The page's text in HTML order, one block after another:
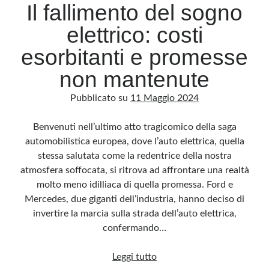
Il fallimento del sogno
elettrico: costi
esorbitanti e promesse
non mantenute
Pubblicato su 11 Maggio 2024
Benvenuti nell’ultimo atto tragicomico della saga
automobilistica europea, dove l’auto elettrica, quella
stessa salutata come la redentrice della nostra
atmosfera soffocata, si ritrova ad affrontare una realtà
molto meno idilliaca di quella promessa. Ford e
Mercedes, due giganti dell’industria, hanno deciso di
invertire la marcia sulla strada dell’auto elettrica,
confermando…
Leggi tuttoIl